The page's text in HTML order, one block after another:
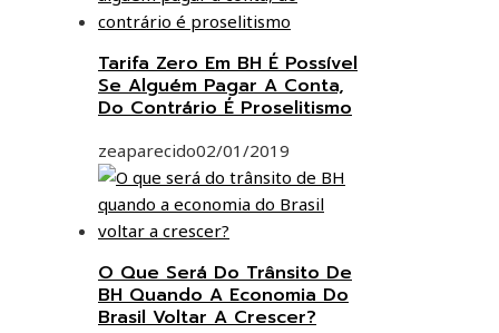
Tarifa Zero Em BH É Possível
Se Alguém Pagar A Conta,
Do Contrário É Proselitismo
zeaparecido02/01/2019
O Que Será Do Trânsito De
BH Quando A Economia Do
Brasil Voltar A Crescer?